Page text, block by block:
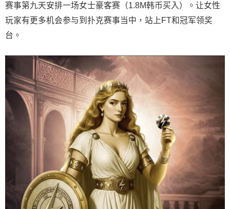
赛事第九天安排一场女士豪客赛（1.8M韩币买入）。让女性
玩家有更多机会参与到扑克赛事当中，站上FT和冠军领奖
台。